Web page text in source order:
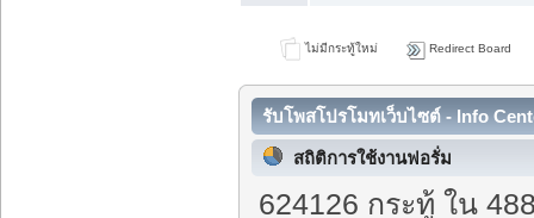
ไม่มีกระทู้ใหม่ Redirect Board
รับโพสโปรโมทเว็บไซต์ - Info
สถิติการใช้งานฟอรั่ม
624126 กระทู้ ใน